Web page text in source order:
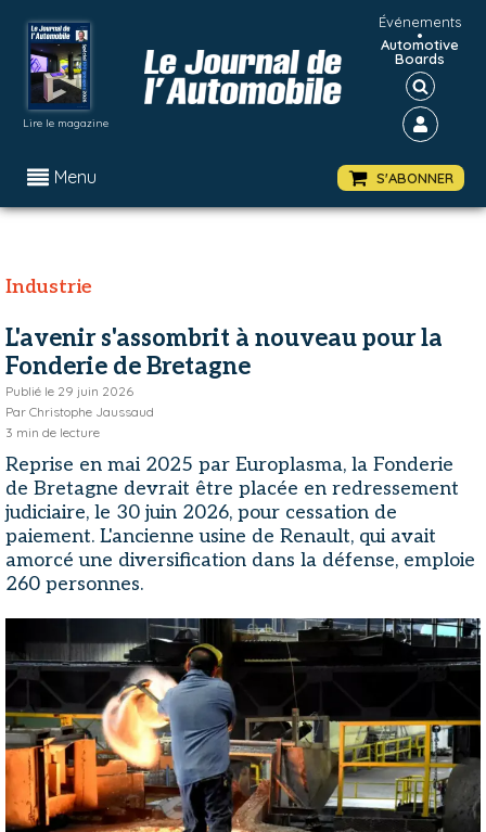
Lire le magazine
Événements
•
Automotive
Boards
Menu S'ABONNER
Industrie
L'avenir s'assombrit à nouveau pour la
Fonderie de Bretagne
Publié le 29 juin 2026
Par Christophe Jaussaud
3 min de lecture
Reprise en mai 2025 par Europlasma, la Fonderie
de Bretagne devrait être placée en redressement
judiciaire, le 30 juin 2026, pour cessation de
paiement. L'ancienne usine de Renault, qui avait
amorcé une diversification dans la défense, emploie
260 personnes.